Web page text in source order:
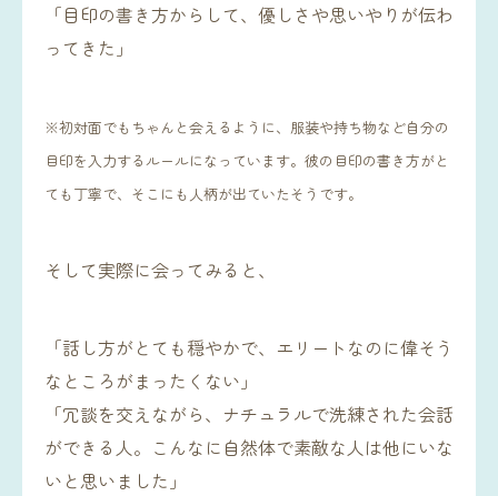
「目印の書き方からして、優しさや思いやりが伝わ
ってきた」
※初対面でもちゃんと会えるように、服装や持ち物など自分の
目印を入力するルールになっています。彼の目印の書き方がと
ても丁寧で、そこにも人柄が出ていたそうです。
そして実際に会ってみると、
「話し方がとても穏やかで、エリートなのに偉そう
なところがまったくない」
「冗談を交えながら、ナチュラルで洗練された会話
ができる人。こんなに自然体で素敵な人は他にいな
いと思いました」